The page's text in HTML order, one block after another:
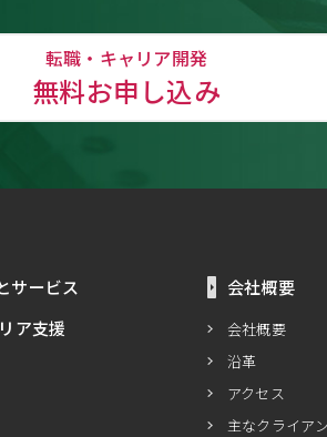
転職・キャリア開発
無料お申し込み
サービス
ア支援
会社概要
会社概要
沿革
アクセス
主なクライア